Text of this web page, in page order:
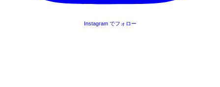
Instagram でフォロー